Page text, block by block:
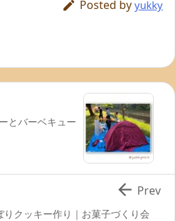
 Posted by yukky
とバーベキュー
りクッキー作り｜お菓子づくり会
 Prev